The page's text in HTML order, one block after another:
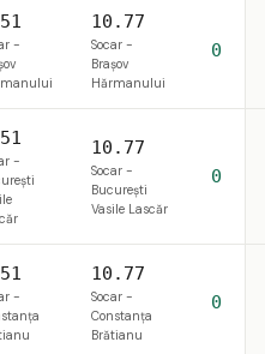
-
10.77
Socar -
Brașov
Hărmanului
0
-
10.77
Socar -
București
Vasile Lascăr
0
-
10.77
Socar -
Constanța
Brătianu
0